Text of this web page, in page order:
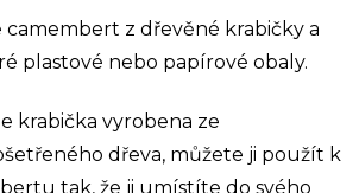
camembert z dřevěné krabičky a
plastové nebo papírové obaly.
krabička vyrobena ze
dřeva, můžete ji použít k
tak, že ji umístíte do svého